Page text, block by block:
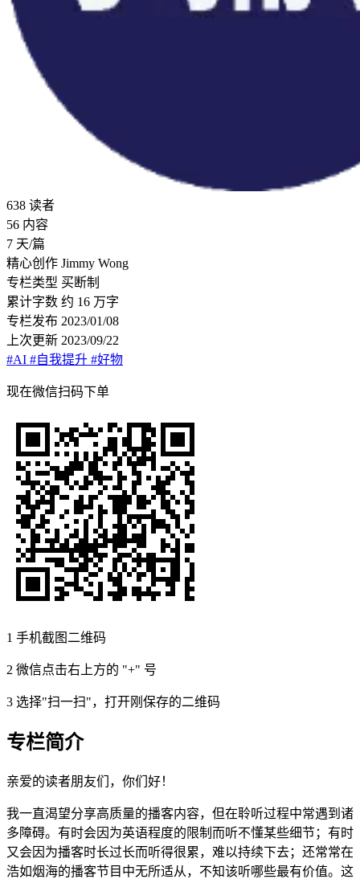
638 读者
56 内容
7 天/篇
精心创作 Jimmy Wong
专栏类型 买断制
累计字数 约 16 万字
专栏发布 2023/01/08
上次更新 2023/09/22
#AI #自我提升 #好物
现在微信扫码下单
1 手机截图二维码
2 微信点击右上方的 "+" 号
3 选择"扫一扫"，打开刚保存的二维码
专栏简介
亲爱的读者朋友们，你们好！
我一直渴望分享高质量的播客内容，但在聆听过程中常遇到诸
多障碍。有时会因为英语程度的限制而听不懂某些细节；有时
又会因为播客时长过长而听得很累，难以持续下去；还常常在
浩如烟海的播客节目中无所适从，不知该听哪些最有价值。这